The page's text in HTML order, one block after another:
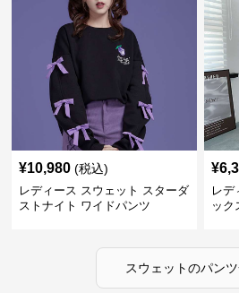
¥10,980 (税込)
レディース スウェット スターダ
ストナイト ワイドパンツ
¥
レデ
ック
スウェットのパンツ